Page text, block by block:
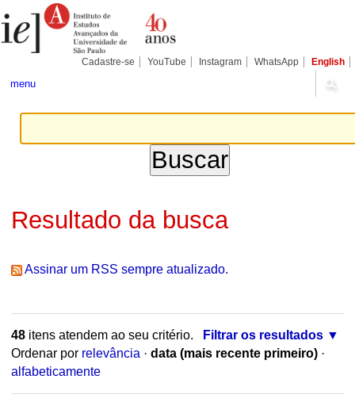
para
conteúdo.
Pessoais
Cadastre-se YouTube Instagram WhatsApp English
menu
Resultado da busca
Assinar um RSS sempre atualizado.
48itens atendem ao seu critério.
Filtrar os resultados
Ordenar por relevância · data (mais recente primeiro) ·
alfabeticamente